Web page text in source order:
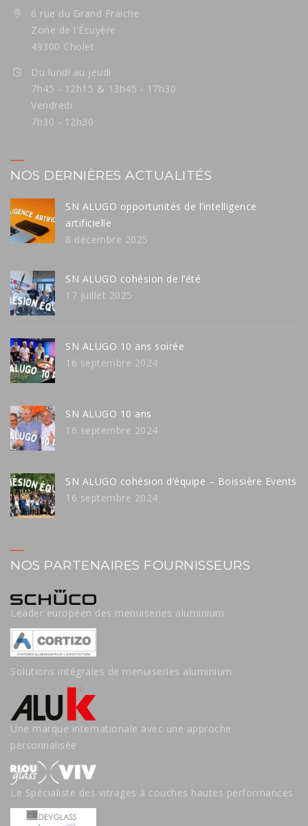
6 rue du Grand Fraiche
Zone de l'Écuyère
49300 Cholet
Du lundi au jeudi
7h45 - 12h15 & 13h45 - 17h30
Vendredi
7h30 - 12h30
NOS DERNIÈRES ACTUALITÉS
SN ALUGO opportunités de l’intelligence
artificielle
8 décembre 2025
SN ALUGO cohésion de l’été
17 juillet 2025
SN ALUGO 10 ans soirée
16 septembre 2024
SN ALUGO 10 ans
16 septembre 2024
SN ALUGO cohésion d’équipe – Boissière Events
16 septembre 2024
NOS PARTENAIRES FOURNISSEURS
Leader européen des menuiseries aluminium
Solutions intégrales de menuiseries aluminium
Une marque internationale avec une approche
personnalisée
Le Spécialiste des vitrages à couches hautes performances